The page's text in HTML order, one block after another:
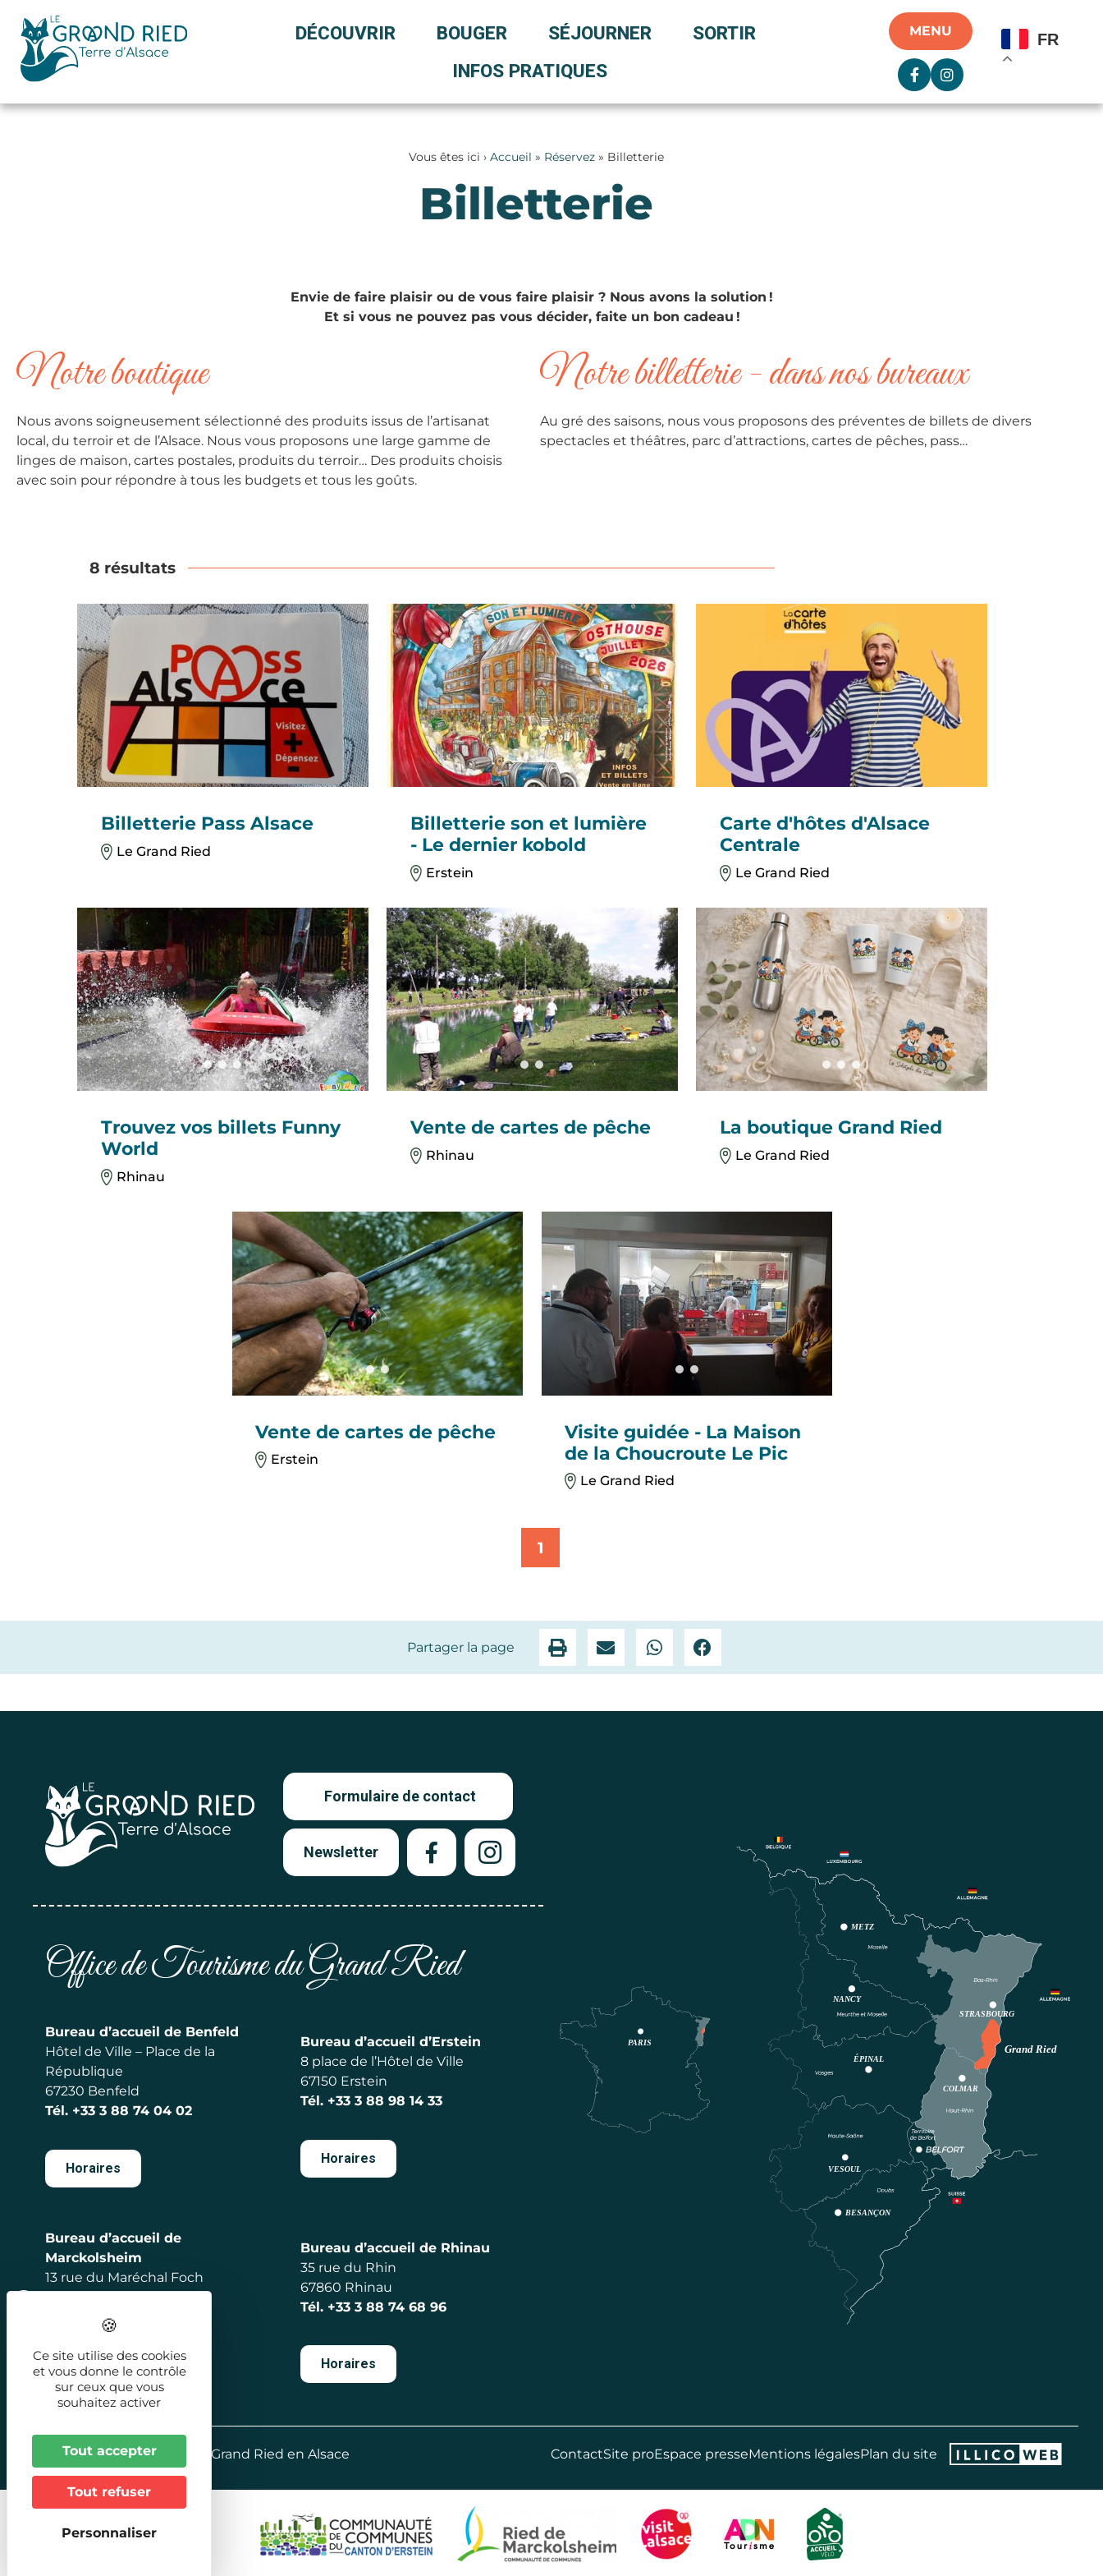
DÉCOUVRIR BOUGER SÉJOURNER
SORTIR
INFOS PRATIQUES
MENU FR
Vous êtes ici › Accueil » Réservez» Billetterie
Billetterie
Envie de faire plaisir ou de vous faire plaisir ? Nous avons la solution !
Et si vous ne pouvez pas vous décider, faite un bon cadeau !
Notre boutique
Nous avons soigneusement sélectionné des produits issus de l’artisanat
local, du terroir et de l’Alsace. Nous vous proposons une large gamme de
linges de maison, cartes postales, produits du terroir… Des produits choisis
avec soin pour répondre à tous les budgets et tous les goûts.
Notre billetterie - dans nos bureaux
Au gré des saisons, nous vous proposons des préventes de billets de divers
spectacles et théâtres, parc d’attractions, cartes de pêches, pass…
8 résultats
Billetterie Pass Alsace
Le Grand Ried
Billetterie son et lumière
- Le dernier kobold
Erstein
Carte d'hôtes d'Alsace
Centrale
Le Grand Ried
Trouvez vos billets Funny
World
Rhinau
Vente de cartes de pêche
Rhinau
La boutique Grand Ried
Le Grand Ried
Vente de cartes de pêche
Erstein
Visite guidée - La Maison
de la Choucroute Le Pic
Le Grand Ried
1
Partager la page
Formulaire de contact
Newsletter
Office de Tourisme du Grand Ried
Bureau d’accueil de Benfeld
Hôtel de Ville – Place de la
République
67230 Benfeld
Tél. +33 3 88 74 04 02
Horaires
Bureau d’accueil d’Erstein
8 place de l’Hôtel de Ville
67150 Erstein
Tél. +33 3 88 98 14 33
Horaires
Bureau d’accueil de
Marckolsheim
13 rue du Maréchal Foch
+33 3 88 92 56 98
Horaires
Bureau d’accueil de Rhinau
35 rue du Rhin
67860 Rhinau
Tél. +33 3 88 74 68 96
Horaires
2026 - Office de Tourisme Grand Ried en Alsace ContactSite proEspace presseMentions légalesPlan du site
Ce site utilise des cookies
et vous donne le contrôle
sur ceux que vous
souhaitez activer
Tout accepter
Tout refuser
Personnaliser